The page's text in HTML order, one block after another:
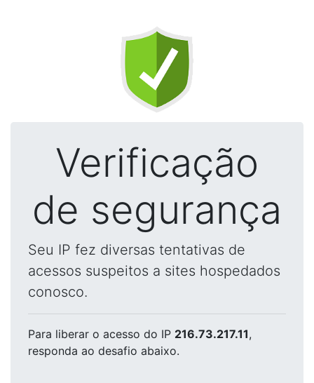
Verificação
de segurança
Seu IP fez diversas tentativas de
acessos suspeitos a sites hospedados
conosco.
Para liberar o acesso do IP 216.73.217.11,
responda ao desafio abaixo.